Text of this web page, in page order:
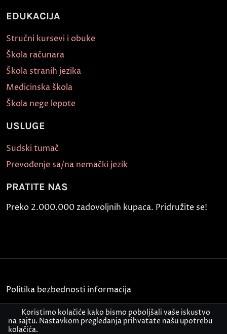
EDUKACIJA
Stručni kursevi i obuke
Škola računara
Škola stranih jezika
Medicinska škola
Škola nege lepote
USLUGE
Sudski tumač
Prevođenje sa/na nemački jezik
PRATITE NAS
Preko 2.000.000 zadovoljnih kupaca. Pridružite se!
Politika bezbednosti informacija
Kontakt
Koristimo kolačiće kako bismo poboljšali vaše iskustvo
na sajtu. Nastavkom pregledanja prihvatate našu upotrebu
kolačića.